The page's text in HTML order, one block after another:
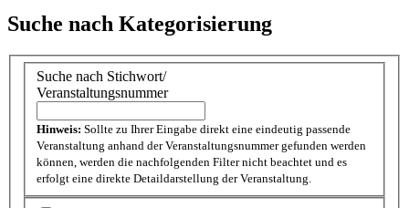
Suche nach Kategorisierung
Suche nach Stichwort/
Veranstaltungsnummer
Hinweis: Sollte zu Ihrer Eingabe direkt eine eindeutig passende
Veranstaltung anhand der Veranstaltungsnummer gefunden werden
können, werden die nachfolgenden Filter nicht beachtet und es
erfolgt eine direkte Detaildarstellung der Veranstaltung.